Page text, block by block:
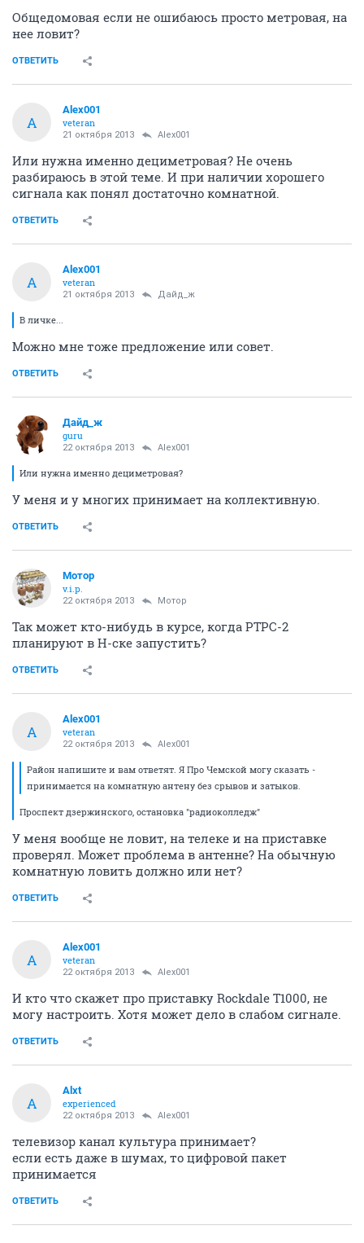
Общедомовая если не ошибаюсь просто метровая, на
нее ловит?
ОТВЕТИТЬ
A
Alex001
veteran
21 октября 2013 Alex001
Или нужна именно дециметровая? Не очень
разбираюсь в этой теме. И при наличии хорошего
сигнала как понял достаточно комнатной.
ОТВЕТИТЬ
A
Alex001
veteran
21 октября 2013 Дайд_ж
В личке...
Можно мне тоже предложение или совет.
ОТВЕТИТЬ
Дайд_ж
guru
22 октября 2013 Alex001
Или нужна именно дециметровая?
У меня и у многих принимает на коллективную.
ОТВЕТИТЬ
Мотор
v.i.p.
22 октября 2013 Мотор
Так может кто-нибудь в курсе, когда РТРС-2
планируют в Н-ске запустить?
ОТВЕТИТЬ
A
Alex001
veteran
22 октября 2013 Alex001
Район напишите и вам ответят. Я Про Чемской могу сказать -
принимается на комнатную антену без срывов и затыков.
Проспект дзержинского, остановка "радиоколледж"
У меня вообще не ловит, на телеке и на приставке
проверял. Может проблема в антенне? На обычную
комнатную ловить должно или нет?
ОТВЕТИТЬ
A
Alex001
veteran
22 октября 2013 Alex001
И кто что скажет про приставку Rockdale T1000, не
могу настроить. Хотя может дело в слабом сигнале.
ОТВЕТИТЬ
A
Alxt
experienced
22 октября 2013 Alex001
телевизор канал культура принимает?
если есть даже в шумах, то цифровой пакет
принимается
ОТВЕТИТЬ